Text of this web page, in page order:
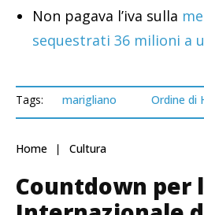
Non pagava l’iva sulla
sequestrati 36 milioni a
Tags: marigliano Ordine di
Home Cultura
Countdown per